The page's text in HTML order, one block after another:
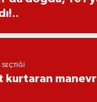
SEÇTIĞI
kurtaran